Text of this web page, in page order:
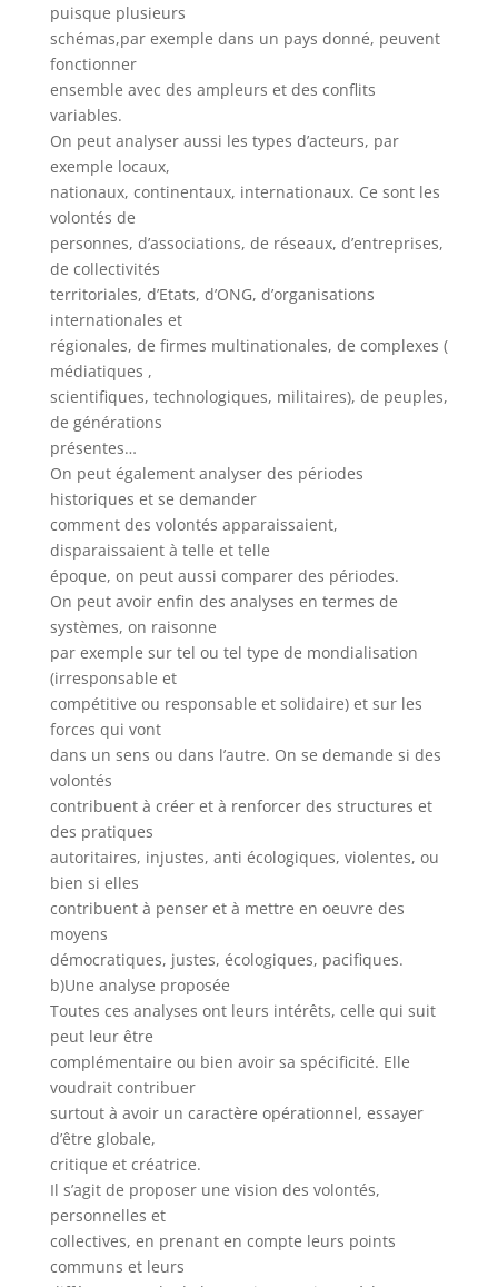
puisque plusieurs
schémas,par exemple dans un pays donné, peuvent
fonctionner
ensemble avec des ampleurs et des conflits
variables.
On peut analyser aussi les types d’acteurs, par
exemple locaux,
nationaux, continentaux, internationaux. Ce sont les
volontés de
personnes, d’associations, de réseaux, d’entreprises,
de collectivités
territoriales, d’Etats, d’ONG, d’organisations
internationales et
régionales, de firmes multinationales, de complexes (
médiatiques ,
scientifiques, technologiques, militaires), de peuples,
de générations
présentes…
On peut également analyser des périodes
historiques et se demander
comment des volontés apparaissaient,
disparaissaient à telle et telle
époque, on peut aussi comparer des périodes.
On peut avoir enfin des analyses en termes de
systèmes, on raisonne
par exemple sur tel ou tel type de mondialisation
(irresponsable et
compétitive ou responsable et solidaire) et sur les
forces qui vont
dans un sens ou dans l’autre. On se demande si des
volontés
contribuent à créer et à renforcer des structures et
des pratiques
autoritaires, injustes, anti écologiques, violentes, ou
bien si elles
contribuent à penser et à mettre en oeuvre des
moyens
démocratiques, justes, écologiques, pacifiques.
b)Une analyse proposée
Toutes ces analyses ont leurs intérêts, celle qui suit
peut leur être
complémentaire ou bien avoir sa spécificité. Elle
voudrait contribuer
surtout à avoir un caractère opérationnel, essayer
d’être globale,
critique et créatrice.
Il s’agit de proposer une vision des volontés,
personnelles et
collectives, en prenant en compte leurs points
communs et leurs